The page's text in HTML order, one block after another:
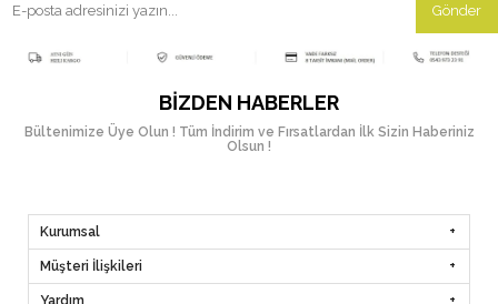
Gönder
BIZDEN HABERLER
Bültenimize Üye Olun ! Tüm İndirim ve Fırsatlardan İlk Sizin Haberiniz
Olsun !
Kurumsal
Müşteri İlişkileri
Yardım